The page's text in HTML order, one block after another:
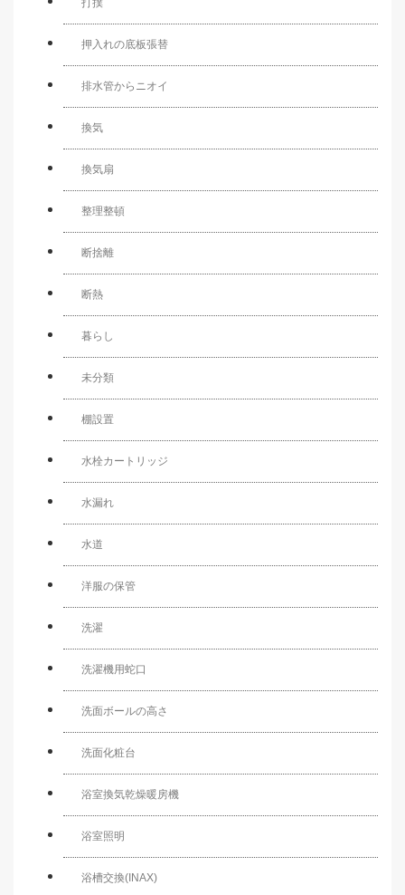
押入れの底板張替
排水管からニオイ
換気
換気扇
整理整頓
断捨離
断熱
暮らし
未分類
棚設置
水栓カートリッジ
水漏れ
水道
洋服の保管
洗濯
洗濯機用蛇口
洗面ボールの高さ
洗面化粧台
浴室換気乾燥暖房機
浴室照明
浴槽交換(INAX)